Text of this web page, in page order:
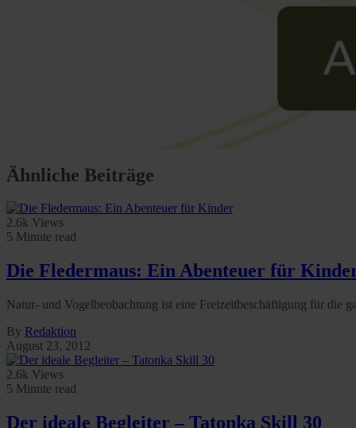
Ähnliche Beiträge
2.6k Views
5 Minute read
Die Fledermaus: Ein Abenteuer für
Natur- und Vogelbeobachtung ist eine Freizeitbeschäftigung für die
By Redaktion
August 23, 2012
2.6k Views
5 Minute read
Der ideale Begleiter – Tatonka Skill 30